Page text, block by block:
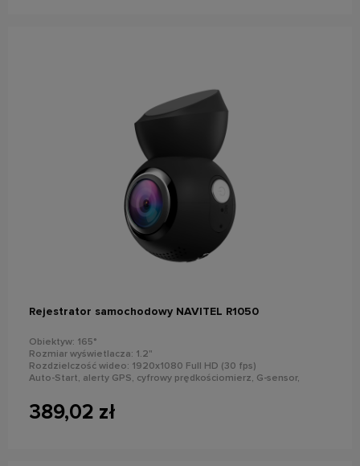
Rejestrator samochodowy NAVITEL R1050
Obiektyw: 165°
Rozmiar wyświetlacza: 1.2"
Rozdzielczość wideo: 1920x1080 Full HD (30 fps)
Auto-Start, alerty GPS, cyfrowy prędkościomierz, G-sensor,
Nagrywanie dźwięku
Moduł GPS i Wi-Fi
389,02 zł
powiadom o dostępności